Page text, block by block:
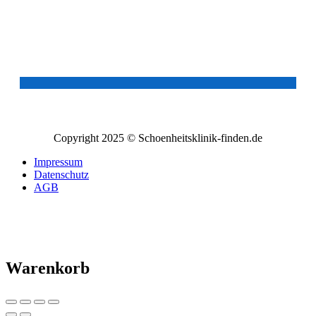
Copyright 2025 © Schoenheitsklinik-finden.de
Impressum
Datenschutz
AGB
Warenkorb